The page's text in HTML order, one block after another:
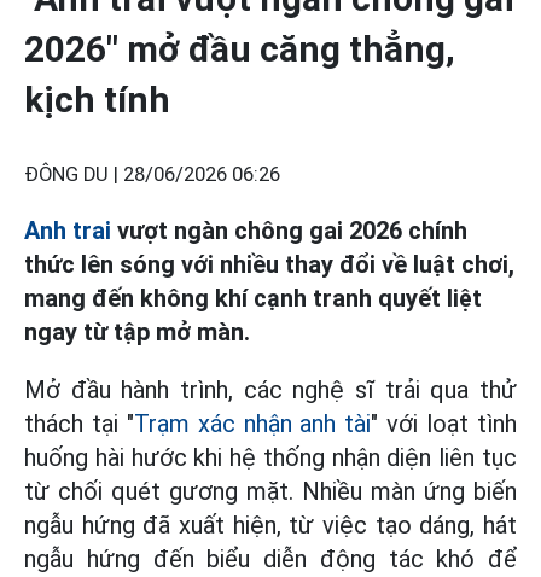
2026" mở đầu căng thẳng,
kịch tính
ĐÔNG DU | 28/06/2026 06:26
Anh trai vượt ngàn chông gai 2026 chính
thức lên sóng với nhiều thay đổi về luật chơi,
mang đến không khí cạnh tranh quyết liệt
ngay từ tập mở màn.
Mở đầu hành trình, các nghệ sĩ trải qua thử
thách tại "Trạm xác nhận anh tài" với loạt tình
huống hài hước khi hệ thống nhận diện liên tục
từ chối quét gương mặt. Nhiều màn ứng biến
ngẫu hứng đã xuất hiện, từ việc tạo dáng, hát
ngẫu hứng đến biểu diễn động tác khó để